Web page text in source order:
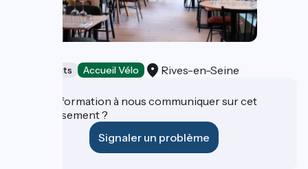
Restaurants Accueil Vélo Rives-en-Seine
Une information à nous communiquer sur cet
établissement ?
Signaler un problème